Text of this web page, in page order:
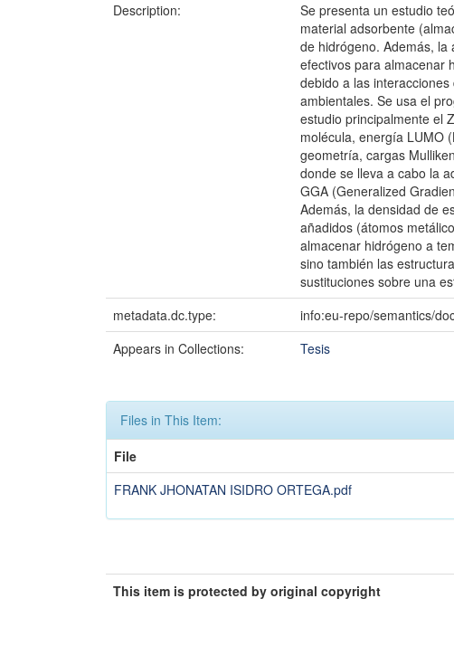
Description:
Se presenta un estudio
material adsorbente
de hidrógeno. Además,
efectivos para almacenar
debido a las
ambientales. Se usa el
estudio principalmente el
molécula, energía LUMO
geometría, cargas
donde se lleva a cabo la
GGA (Generalized
Además, la densidad de
añadidos (átomos
almacenar hidrógeno a
sino también las
sustituciones sobre una
metadata.dc.type:
info:eu-repo/semantics/
Appears in Collections:
Tesis
Files in This Item:
File
FRANK JHONATAN ISIDRO ORTEGA.pdf
This item is protected by original copyright